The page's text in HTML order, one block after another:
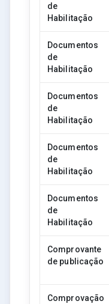
de
Habilitação
Documentos
de
Habilitação
Documentos
de
Habilitação
Documentos
de
Habilitação
Documentos
de
Habilitação
Comprovante
de publicação
Comprovação